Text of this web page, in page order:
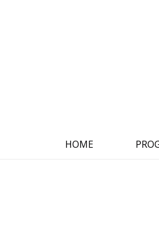
HOME